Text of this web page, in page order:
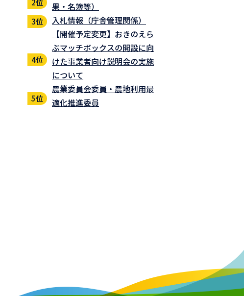
果・名簿等）
入札情報（庁舎管理関係）
【開催予定変更】おきのえら
ぶマッチボックスの開設に向
けた事業者向け説明会の実施
について
農業委員会委員・農地利用最
適化推進委員